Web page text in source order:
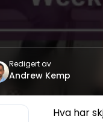
Redigert av
Andrew Kemp
Hva har